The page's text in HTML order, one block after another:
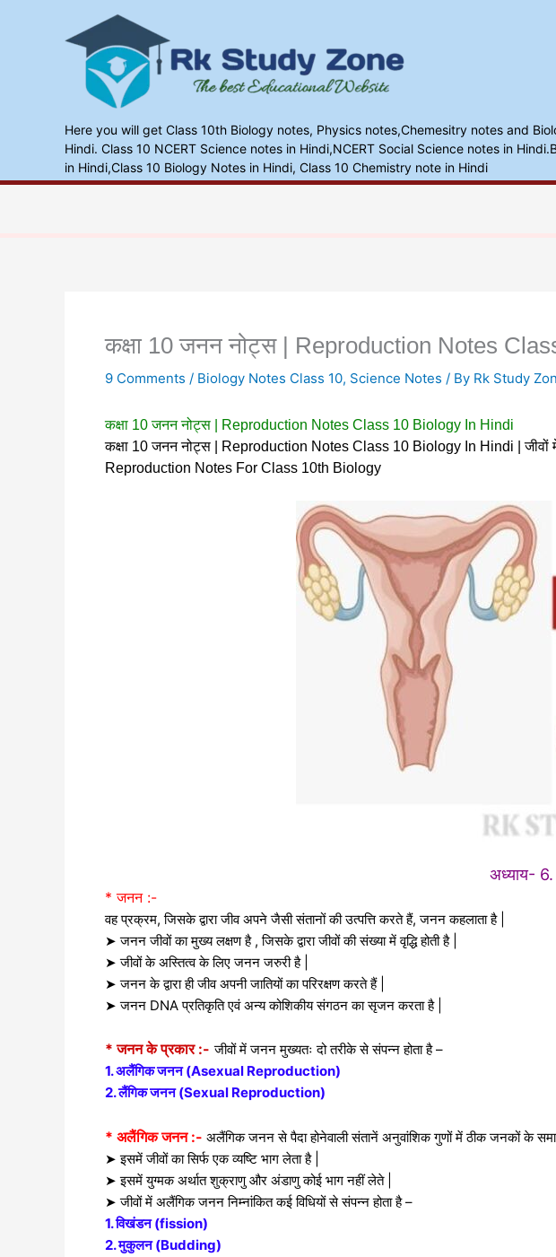
Here you will get Class 10th Biology notes, Physics notes,Chemesitry notes and
Hindi. Class 10 NCERT Science notes in Hindi,NCERT Social Science notes in
in Hindi,Class 10 Biology Notes in Hindi, Class 10 Chemistry note in Hindi
कक्षा 10 जनन नोट्स | Reproduction Notes
9 Comments / Biology Notes Class 10, Science Notes / By Rk Study
कक्षा 10 जनन नोट्स | Reproduction Notes Class 10 Biology In Hindi
कक्षा 10 जनन नोट्स | Reproduction Notes Class 10 Biology In Hindi |
Reproduction Notes For Class 10th Biology
अध्याय-
* जनन :-
वह प्रक्रम, जिसके द्वारा जीव अपने जैसी संतानों की उत्पत्ति करते हैं, जनन कहलाता है |
➤ जनन जीवों का मुख्य लक्षण है , जिसके द्वारा जीवों की संख्या में वृद्धि होती है |
➤ जीवों के अस्तित्व के लिए जनन जरुरी है |
➤जनन के द्वारा ही जीव अपनी जातियों का परिरक्षण करते हैं |
➤ जनन DNA प्रतिकृति एवं अन्य कोशिकीय संगठन का सृजन करता है |
* जनन के प्रकार :- जीवों में जनन मुख्यतः दो तरीके से संपन्न होता है –
1. अलैंगिक जनन (Asexual Reproduction)
2. लैंगिक जनन (Sexual Reproduction)
* अलैंगिक जनन :- अलैंगिक जनन से पैदा होनेवाली संतानें अनुवांशिक गुणों में ठीक जनकों के
➤ इसमें जीवों का सिर्फ एक व्यष्टि भाग लेता है |
➤ इसमें युग्मक अर्थात शुक्राणु और अंडाणु कोई भाग नहीं लेते |
➤ जीवों में अलैंगिक जनन निम्नांकित कई विधियों से संपन्न होता है –
1. विखंडन (fission)
2. मुकुलन (Budding)